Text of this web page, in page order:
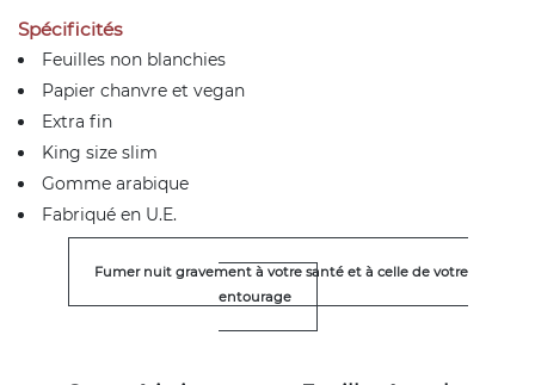
Spécificités
Feuilles non blanchies
Papier chanvre et vegan
Extra fin
King size slim
Gomme arabique
Fabriqué en U.E.
Fumer nuit gravement à votre santé et à celle de votre
entourage